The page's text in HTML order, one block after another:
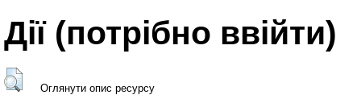
Дії ​​(потрібно ввійти)
Оглянути опис ресурсу